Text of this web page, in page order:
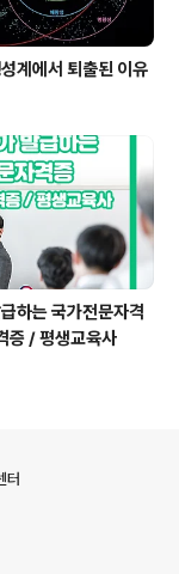
계에서 퇴출된 이유
하는 국가전문자격
증 / 평생교육사
터